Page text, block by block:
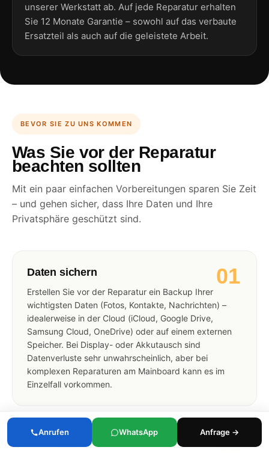
unserer Werkstatt ab. Auf jede Reparatur erhalten
Sie 12 Monate Garantie – sowohl auf das verbaute
Ersatzteil als auch auf die geleistete Arbeit.
BEVOR SIE ZU UNS KOMMEN
Was Sie vor der Reparatur
beachten sollten
Mit ein paar einfachen Vorbereitungen sparen Sie Zeit
– und gehen sicher, dass Ihre Daten und Ihre
Privatsphäre geschützt sind.
01
Daten sichern
Erstellen Sie vor der Reparatur ein Backup Ihrer
wichtigsten Daten (Fotos, Kontakte, Nachrichten) –
idealerweise in der Cloud (iCloud, Google Drive,
Samsung Cloud, OneDrive) oder auf einem externen
Speicher. Bei Display- oder Akkutausch sind
Datenverluste sehr unwahrscheinlich, aber bei
komplexen Reparaturen am Mainboard kann es im
Einzelfall vorkommen.
02
Zubehör entfernen
Anrufen WhatsApp Anfrage →